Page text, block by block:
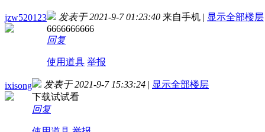
jzw520123 发表于 2021-9-7 01:23:40 来自手机 | 显示全部楼层
6666666666
回复
使用道具 举报
ixisong 发表于 2021-9-7 15:33:24 | 显示全部楼层
下载试试看
回复